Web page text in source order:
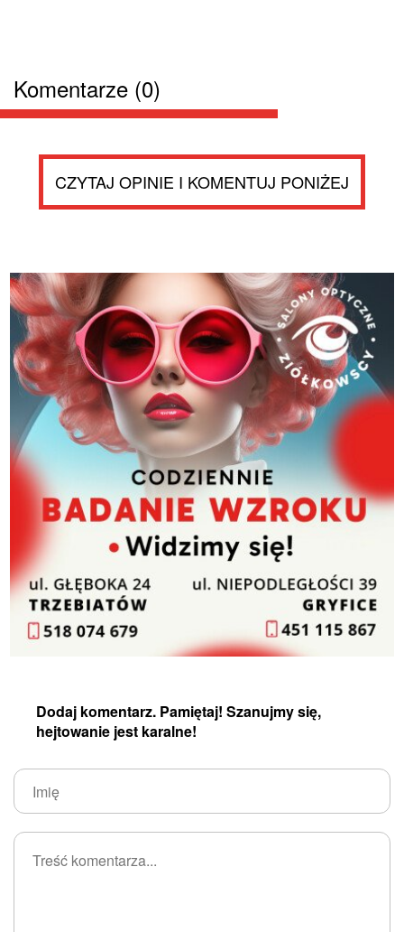
Komentarze (0)
CZYTAJ OPINIE I KOMENTUJ PONIŻEJ
Dodaj komentarz. Pamiętaj! Szanujmy się,
hejtowanie jest karalne!